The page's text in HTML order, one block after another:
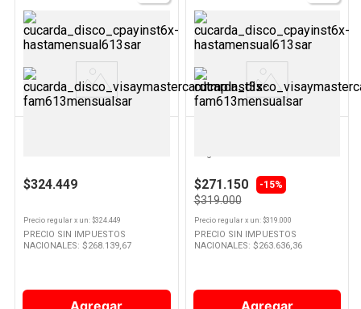
Ver
Producto
$324.449
Precio regular x un: $324.449
PRECIO SIN IMPUESTOS
NACIONALES: $268.139,67
Agregar
Ver
Producto
$271.150 -15%
$319.000
Precio regularx un: $319.000
PRECIO SIN IMPUESTOS
NACIONALES: $263.636,36
Agregar